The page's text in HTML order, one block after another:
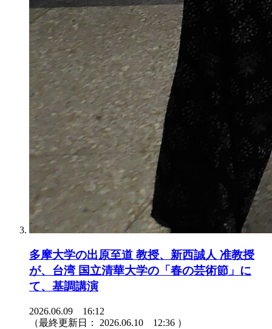
多摩大学の出原至道 教授、新西誠人 准教授
が、台湾 国立清華大学の「春の芸術節」に
て、基調講演
2026.06.09 16:12
（最終更新日： 2026.06.10 12:36 ）